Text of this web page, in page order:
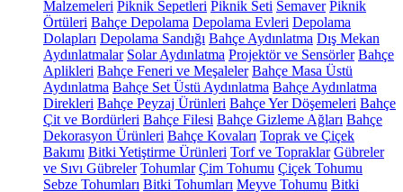
Malzemeleri Piknik Sepetleri Piknik Seti Semaver Piknik
Örtüleri Bahçe Depolama Depolama Evleri Depolama
Dolapları Depolama Sandığı Bahçe Aydınlatma Dış Mekan
Aydınlatmalar Solar Aydınlatma Projektör ve Sensörler Bahçe
Aplikleri Bahçe Feneri ve Meşaleler Bahçe Masa Üstü
Aydınlatma Bahçe Set Üstü Aydınlatma Bahçe Aydınlatma
Direkleri Bahçe Peyzaj Ürünleri Bahçe Yer Döşemeleri Bahçe
Çit ve Bordürleri Bahçe Filesi Bahçe Gizleme Ağları Bahçe
Dekorasyon Ürünleri Bahçe Kovaları Toprak ve Çiçek
Bakımı Bitki Yetiştirme Ürünleri Torf ve Topraklar Gübreler
ve Sıvı Gübreler Tohumlar Çim Tohumu Çiçek Tohumu
Sebze Tohumları Bitki Tohumları Meyve Tohumu Bitki